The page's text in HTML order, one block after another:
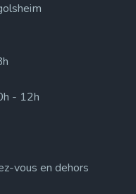
- 12h
vous en dehors